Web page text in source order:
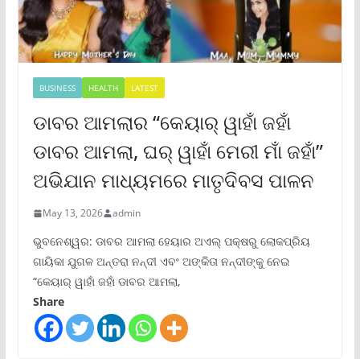
BUSINESS HEALTH LATEST
ଡାବର ଆମଲାର “କେୟାର୍ ୱାହାଁ ଜହାଁ
ଡାବର ଆମଲା, ଘର୍ ୱାହାଁ ମେରୀ ମାଁ ଜହାଁ”
ଅଭିଯାନ ମାଧ୍ୟମରେ ମାତୃଦିବସ ପାଳନ
May 13, 2026 admin
ଭୁବନେଶ୍ୱର: ଡାବର ଆମଲା ହେୟାର ଅଏଲ୍ ପକ୍ଷରୁ ଲୋକପ୍ରିୟ
ଗାୟିକା ଯୁଗଳ ଅନ୍ତରା ନନ୍ଦୀ ଏବଂ ଅଙ୍କିତା ନନ୍ଦୀଙ୍କୁ ନେଇ
“କେୟାର୍ ୱାହାଁ ଜହାଁ ଡାବର ଆମଲା,
Share